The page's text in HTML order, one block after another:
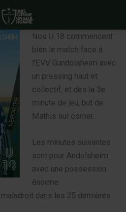
Nos U 18 commencent
bien le match face à
l'EVV Gundolsheim avec
un pressing haut et
collectif, et dès la 3e
minute de jeu, but de
Mathis sur corner.
Les minutes suivantes
sont pour Andolsheim
avec une possession
énorme.
dans les 25 dernières